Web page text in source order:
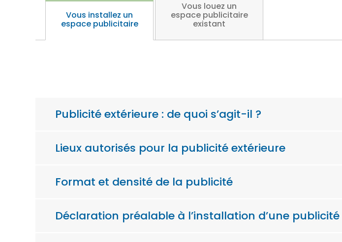
Vous installez un
espace publicitaire
Vous louez un
espace publicitaire
existant
Publicité extérieure : de quoi s’agit-il ?
Lieux autorisés pour la publicité extérieure
Format et densité de la publicité
Déclaration préalable à l’installation d’une publicité